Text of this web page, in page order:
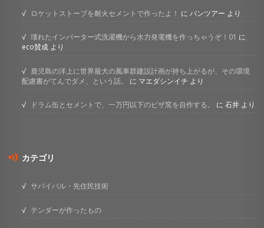
ロケットストーブを耐火セメントで作ったよ！ に パンツアー より
壊れたインバーター式洗濯機から水力発電機を作っちゃうぞ！01 に
eco賛成 より
鹿児島の洋上に世界最大の風車群建設計画が持ち上がるが、その環境
配慮書がてんでダメ、という話。
に マエダシンイチ より
ドラム缶とセメントで、一万円以下のピザ窯を自作する。 に石井 より
カテゴリ
サバイバル・先住民技術
テンダーが作ったもの